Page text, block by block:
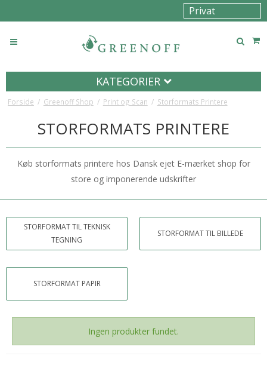
KATEGORIER
Forside / Greenoff Shop / Print og Scan / Storformats Printere
STORFORMATS PRINTERE
Køb storformats printere hos Dansk ejet E-mærket shop for
store og imponerende udskrifter
STORFORMAT TIL TEKNISK
TEGNING
STORFORMAT TIL BILLEDE
STORFORMAT PAPIR
Ingen produkter fundet.